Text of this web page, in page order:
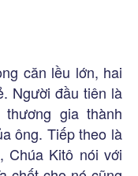
căn lều lớn, hai
Người đầu tiên là
thương gia thành
ông. Tiếp theo là
Chúa Kitô nói với